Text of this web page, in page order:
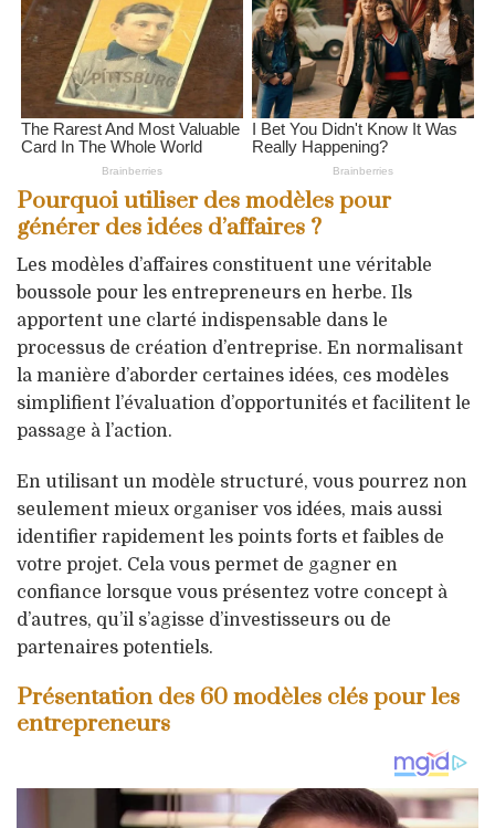
Pourquoi utiliser des modèles pour
générer des idées d’affaires ?
Les modèles d’affaires constituent une véritable
boussole pour les entrepreneurs en herbe. Ils
apportent une clarté indispensable dans le
processus de création d’entreprise. En normalisant
la manière d’aborder certaines idées, ces modèles
simplifient l’évaluation d’opportunités et facilitent le
passage à l’action.
En utilisant un modèle structuré, vous pourrez non
seulement mieux organiser vos idées, mais aussi
identifier rapidement les points forts et faibles de
votre projet. Cela vous permet de gagner en
confiance lorsque vous présentez votre concept à
d’autres, qu’il s’agisse d’investisseurs ou de
partenaires potentiels.
Présentation des 60 modèles clés pour les
entrepreneurs